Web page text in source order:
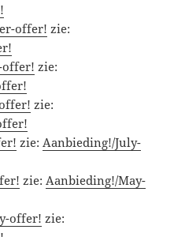
offer! zie:
offer! zie:
zie:
zie:Aanbieding!/July-
zie:Aanbieding!/May-
offer! zie: